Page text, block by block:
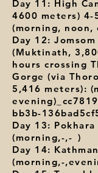
Day 11: High
4600 meters) 4-
(morning, noon,
Day 12:
(Muktinath,
hours crossing
Gorge (via
5,416 meters):
bb3b-
Day 13:
(morning,-,- )
Day 14:
(morning,-